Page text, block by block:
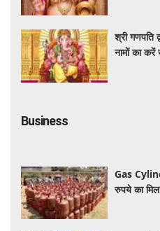
श्री गणपति
नामों का करें
Business
Gas
रुपये का